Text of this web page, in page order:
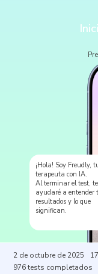
¡Hola! Soy Freudly,
terapeuta con IA.
Al terminar el test, te
ayudaré a entender
resultados y lo que
significan.
2 de octubre de 2025
976 tests completados